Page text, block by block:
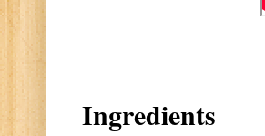
Ingredients